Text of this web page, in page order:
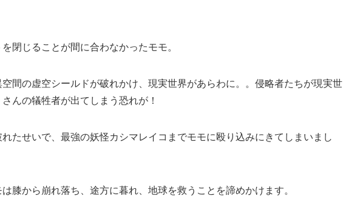
閉じることが間に合わなかったモモ。
間の虚空シールドが破れかけ、現実世界があらわに。。侵略者たちが現実世
んの犠牲者が出てしまう恐れが！
たせいで、最強の妖怪カシマレイコまでモモに殴り込みにきてしまいまし
膝から崩れ落ち、途方に暮れ、地球を救うことを諦めかけます。